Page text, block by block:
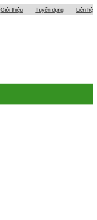
Giới thiệu Tuyển dụng Liên hệ